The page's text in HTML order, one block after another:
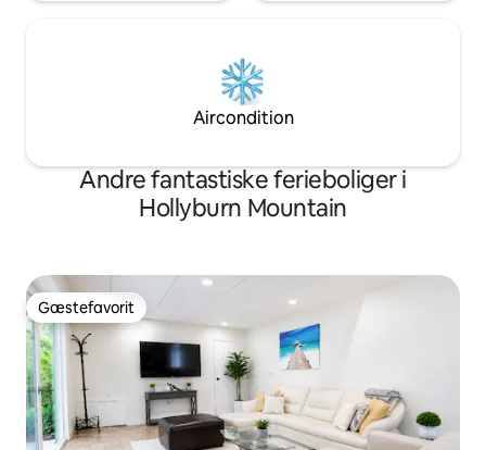
Aircondition
Andre fantastiske ferieboliger i
Hollyburn Mountain
Gæstefavorit
Gæstefavorit